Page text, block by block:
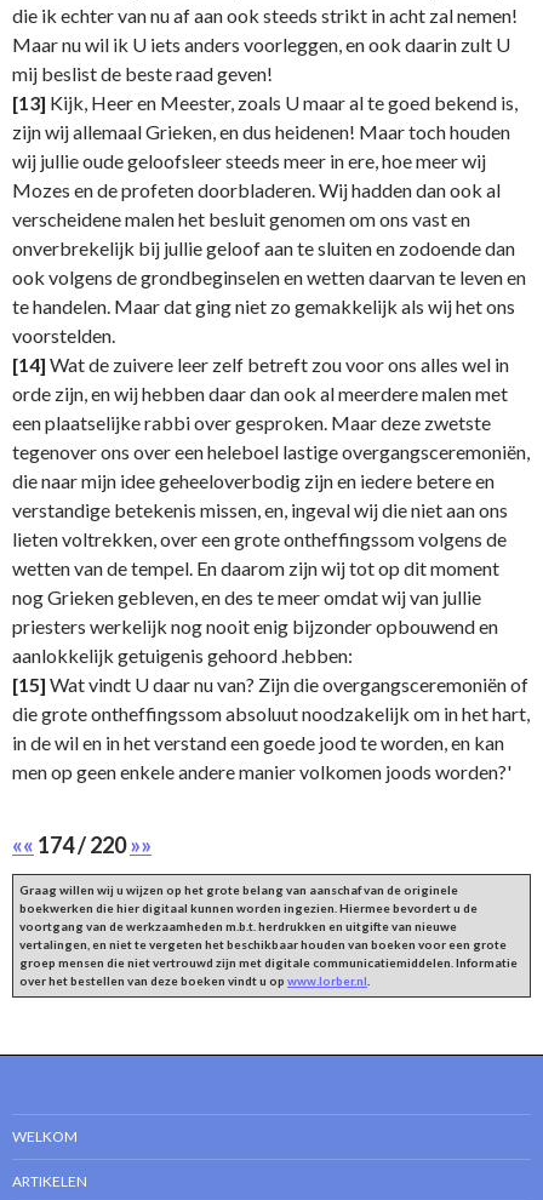
die ik echter van nu af aan ook steeds strikt in acht zal nemen!
Maar nu wil ik U iets anders voorleggen, en ook daarin zult U
mij beslist de beste raad geven!
[13] Kijk, Heer en Meester, zoals U maar al te goed bekend is,
zijn wij allemaal Grieken, en dus heidenen! Maar toch houden
wij jullie oude geloofsleer steeds meer in ere, hoe meer wij
Mozes en de profeten doorbladeren. Wij hadden dan ook al
verscheidene malen het besluit genomen om ons vast en
onverbrekelijk bij jullie geloof aan te sluiten en zodoende dan
ook volgens de grondbeginselen en wetten daarvan te leven en
te handelen. Maar dat ging niet zo gemakkelijk als wij het ons
voorstelden.
[14] Wat de zuivere leer zelf betreft zou voor ons alles wel in
orde zijn, en wij hebben daar dan ook al meerdere malen met
een plaatselijke rabbi over gesproken. Maar deze zwetste
tegenover ons over een heleboel lastige overgangsceremoniën,
die naar mijn idee geheeloverbodig zijn en iedere betere en
verstandige betekenis missen, en, ingeval wij die niet aan ons
lieten voltrekken, over een grote ontheffingssom volgens de
wetten van de tempel. En daarom zijn wij tot op dit moment
nog Grieken gebleven, en des te meer omdat wij van jullie
priesters werkelijk nog nooit enig bijzonder opbouwend en
aanlokkelijk getuigenis gehoord .hebben:
[15] Wat vindt U daar nu van? Zijn die overgangsceremoniën of
die grote ontheffingssom absoluut noodzakelijk om in het hart,
in de wil en in het verstand een goede jood te worden, en kan
men op geen enkele andere manier volkomen joods worden?'
«« 174 / 220»»
Graag willen wij u wijzen op het grote belang van aanschaf van de originele
boekwerken die hier digitaal kunnen worden ingezien. Hiermee bevordert u de
voortgang van de werkzaamheden m.b.t. herdrukken en uitgifte van nieuwe
vertalingen, en niet te vergeten het beschikbaar houden van boeken voor een grote
groep mensen die niet vertrouwd zijn met digitale communicatiemiddelen. Informatie
over het bestellen van deze boeken vindt u op www.lorber.nl
WELKOM
ARTIKELEN